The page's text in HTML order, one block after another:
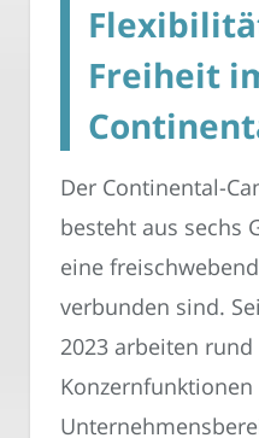
Freiheit
Der Continental-
besteht aus sechs
eine
verbunden sind.
2023 arbeiten